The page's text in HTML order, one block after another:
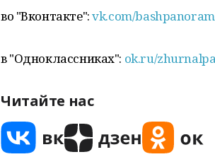
во "Вконтакте":vk.com/
в "Одноклассниках": ok.ru/
Читайте нас